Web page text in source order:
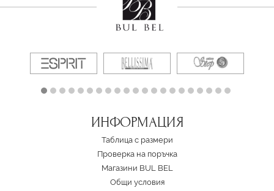
ИНФОРМАЦИЯ
Таблица с размери
Проверка на поръчка
Магазини BUL BEL
Oбщи условия